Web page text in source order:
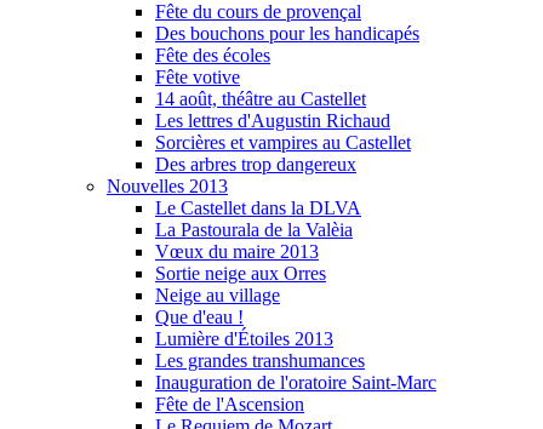
Fête du cours de provençal
Des bouchons pour les handicapés
Fête des écoles
Fête votive
14 août, théâtre au Castellet
Les lettres d'Augustin Richaud
Sorcières et vampires au Castellet
Des arbres trop dangereux
Nouvelles 2013
Le Castellet dans la DLVA
La Pastourala de la Valèia
Vœux du maire 2013
Sortie neige aux Orres
Neige au village
Que d'eau !
Lumière d'Étoiles 2013
Les grandes transhumances
Inauguration de l'oratoire Saint-Marc
Fête de l'Ascension